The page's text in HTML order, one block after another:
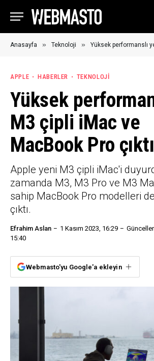
Anasayfa » Teknoloji » Yüksek performanslı yeni M3
APPLE HABERLER TEKNOLOJI
Yüksek
M3 çipli iMac ve
MacBook Pro çıktı
Apple yeni M3 çipli iMac'i
zamanda M3, M3 Pro ve M3
sahip MacBook Pro modelleri
çıktı.
Efrahim Aslan 1 Kasım 2023, 16:29
15:40
Webmasto'yu Google'a ekleyin